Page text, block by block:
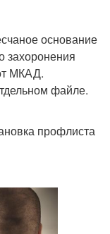
основание
захоронения
МКАД.
файле.
профлиста